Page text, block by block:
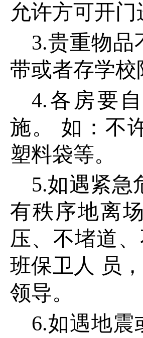
允许方可开门
3.贵重物品
带或者存学
4.各房要
施。 如：不
塑料袋等。
5.如遇紧急
有秩序地离
压、不堵道
班保卫人 员
领导。
6.如遇地震